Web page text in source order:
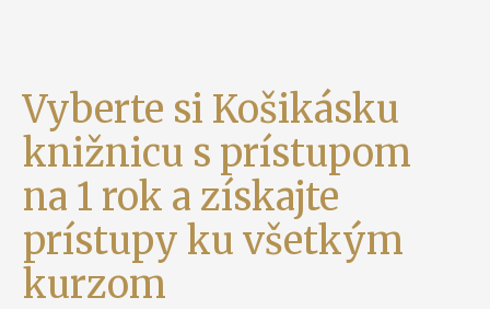
Vyberte si Košikásku
knižnicu s prístupom
na 1 rok a získajte
prístupy ku všetkým
kurzom